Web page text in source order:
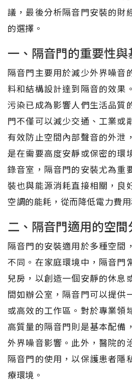
議，最後分析隔音門安裝的財
的選擇。
一、隔音門的重要性
隔音門主要用於減少外界噪音
料和結構設計達到隔音的效果
污染已成為影響人們生活品質
門不僅可以減少交通、工業或
有效防止空間內部聲音的外泄
是在需要高度安靜或保密的環
錄音室，隔音門的安裝尤為重
裝也與能源消耗直接相關，良
空調的能耗，從而降低電力費
二、隔音門適用的空間
隔音門的安裝適用於多種空間
不同。在家庭環境中，隔音門
兒房，以創造一個安靜的休息
間如辦公室，隔音門可以提供
或高效的工作區。對於專業領
高質量的隔音門則是基本配備
外界噪音影響。此外，醫院的
隔音門的使用，以保護患者隱
療環境。